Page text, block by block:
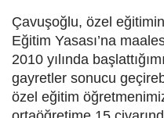
Çavuşoğlu, özel
Eğitim Yasası’na
2010 yılında
gayretler sonucu
özel eğitim